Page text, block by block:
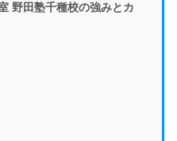
野田塾千種校の強みとカ